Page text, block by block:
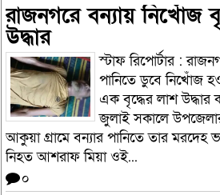
রাজনগরে বন্যায় নিখোঁজ
উদ্ধার
স্টাফ রিপোর্টার :
পানিতে ডুবে নিখোঁজ
এক বৃদ্ধের লাশ উদ্ধার
জুলাই সকালে
আকুয়া গ্রামে বন্যার পানিতে তার মরদেহ
নিহত আশরাফ মিয়া ওই...
০